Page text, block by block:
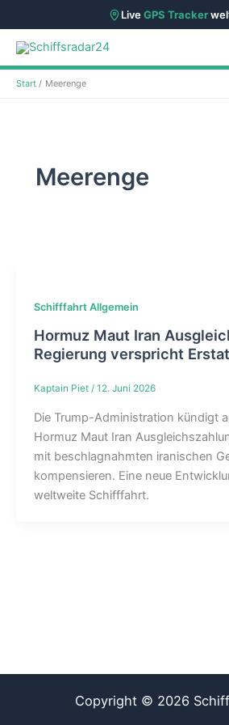
LiveGPS Tracker
Zum
Inhalt
springen
Start Meerenge
Meerenge
Schifffahrt Allgemein
Hormuz Maut Iran
Regierung verspricht
Kaptain Piet / 12. Juni 2026
Die Trump-Administration kündigt
Hormuz Maut Iran
mit beschlagnahmten iranischen
kompensieren. Eine neue
weltweite Schifffahrt.
Copyright © 2026